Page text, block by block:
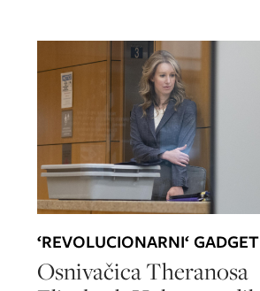
‘REVOLUCIONARNI‘ GADGET
Osnivačica Theranosa